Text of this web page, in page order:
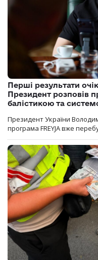
Перші результати
Президент розповів
балістикою та
Президент України
програма FREYJA вже